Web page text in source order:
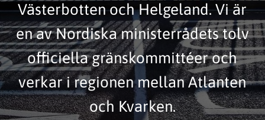
Västerbotten och Helgeland. Vi är
en av Nordiska ministerrådets tolv
officiella gränskommittéer och
verkar i regionen mellan Atlanten
och Kvarken.